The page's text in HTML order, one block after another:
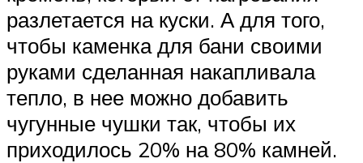
разлетается на куски. А для того,
чтобы каменка для бани своими
руками сделанная накапливала
тепло, в нее можно добавить
чугунные чушки так, чтобы их
приходилось 20% на 80% камней.